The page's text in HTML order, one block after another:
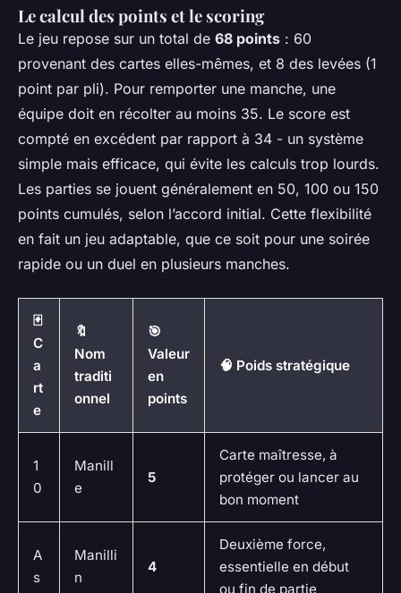
Le calcul des points et le scoring
Le jeu repose sur un total de 68 points : 60
provenant des cartes elles-mêmes, et 8 des levées (1
point par pli). Pour remporter une manche, une
équipe doit en récolter au moins 35. Le score est
compté en excédent par rapport à 34 - un système
simple mais efficace, qui évite les calculs trop lourds.
Les parties se jouent généralement en 50, 100 ou 150
points cumulés, selon l’accord initial. Cette flexibilité
en fait un jeu adaptable, que ce soit pour une soirée
rapide ou un duel en plusieurs manches.
🃏
C
a
rt
e
🔖
Nom
traditi
onnel
🎯
Valeur
en
points
🧠 Poids stratégique
1
0
Manill
e
5
Carte maîtresse, à
protéger ou lancer au
bon moment
A
s
Manilli
n
4
Deuxième force,
essentielle en début
ou fin de partie